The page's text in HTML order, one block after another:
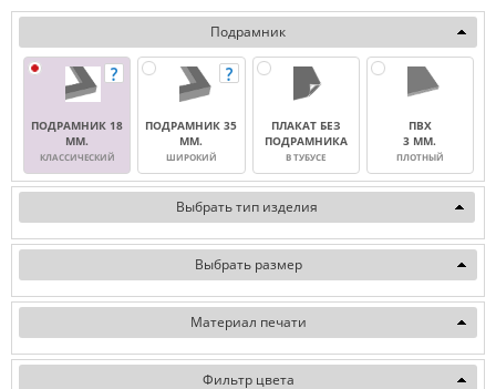
Подрамник
ПОДРАМНИК 18
ММ.
КЛАССИЧЕСКИЙ
ПОДРАМНИК 35
ММ.
ШИРОКИЙ
ПЛАКАТ БЕЗ
ПОДРАМНИКА
В ТУБУСЕ
ПВХ
3 ММ.
ПЛОТНЫЙ
Выбрать тип изделия
Выбрать размер
Материал печати
Фильтр цвета